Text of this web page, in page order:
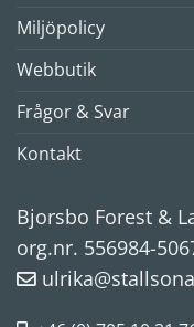
Miljöpolicy
Webbutik
Frågor & Svar
Kontakt
Bjorsbo Forest &
org.nr. 556984-